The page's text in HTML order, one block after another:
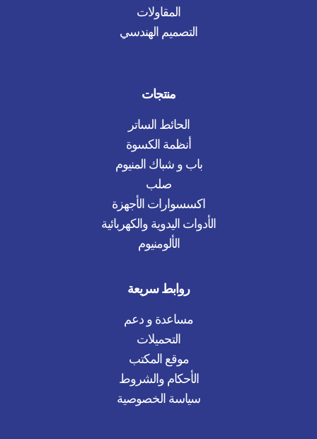
المقاولات
التصميم الهندسي
منتجات
الحائط الساتر
أنظمة الكسوة
باب و شباك المنيوم
صلب
اكسسوارات الأجهزة
الأدوات اليدوية والكهربائية
الألومنيوم
روابط سريعة
مساعدة و دعم
التحميلات
موقع المكتب
الأحكام والشروط
سياسة الخصوصية